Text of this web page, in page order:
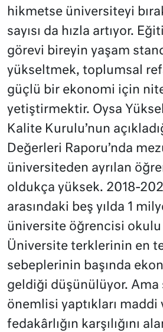
hikmetse üniversiteyi
sayısı da hızla artıyor.
görevi bireyin yaşam
yükseltmek, toplumsal
güçlü bir ekonomi için
yetiştirmektir. Oysa
Kalite Kurulu’nun
Değerleri Raporu’nda
üniversiteden ayrılan
oldukça yüksek. 2018-
arasındaki beş yılda 1
üniversite öğrencisi okulu
Üniversite terklerinin en
sebeplerinin başında
geldiği düşünülüyor. Ama
önemlisi yaptıkları maddi
fedakârlığın karşılığını